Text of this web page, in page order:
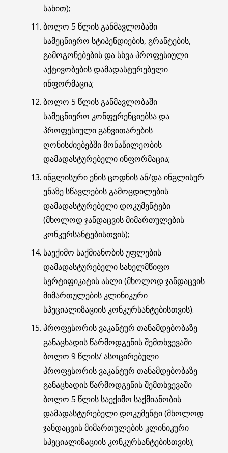
სახით);
ბოლო 5 წლის განმავლობაში
სამეცნიერო სტიპენდიების, გრანტების,
გამოგონებების და სხვა პროფესიული
აქტივობების დამადასტურებელი
ინფორმაცია;
ბოლო 5 წლის განმავლობაში
სამეცნიერო კონფერენციებსა და
პროფესიული განვითარების
ღონისძიებებში მონაწილეობის
დამადასტურებელი ინფორმაცია;
ინგლისური ენის ცოდნის ან/და ინგლისურ
ენაზე სწავლების გამოცდილების
დამადასტურებელი დოკუმენტები
(მხოლოდ ჯანდაცვის მიმართულების
კონკურსანტებისთვის);
საექიმო საქმიანობის უფლების
დამადასტურებელი სახელმწიფო
სერტიფიკატის ასლი (მხოლოდ ჯანდაცვის
მიმართულების კლინიკური
სპეციალიზაციის კონკურსანტებისთვის).
პროფესორის ვაკანტურ თანამდებობაზე
განაცხადის წარმოდგენის შემთხვევაში
ბოლო 9 წლის/ ასოცირებული
პროფესორის ვაკანტურ თანამდებობაზე
განაცხადის წარმოდგენის შემთხვევაში
ბოლო 5 წლის საექიმო საქმიანობის
დამადასტურებელი დოკუმენტი (მხოლოდ
ჯანდაცვის მიმართულების კლინიკური
სპეციალიზაციის კონკურსანტებისთვის);